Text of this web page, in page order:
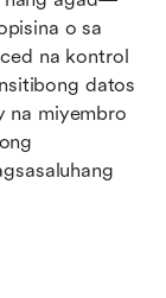
o sa
na kontrol
datos
na miyembro